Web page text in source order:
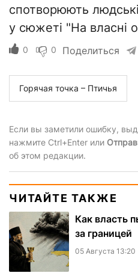
спотворюють
у сюжеті "На власні
0 0 Поделиться
Горячая точка – Птичья
Если вы заметили ошибку,
нажмите Ctrl+Enter или
об этом редакции.
ЧИТАЙТЕ ТАКЖЕ
Как власть
за границей
05 Августа 13:20